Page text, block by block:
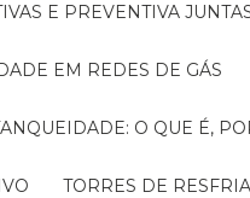
E PREVENTIVA
EM REDES DE GÁS
O QUE É,
TORRES DE